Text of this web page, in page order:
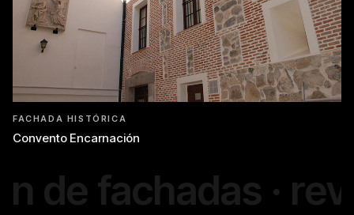
FACHADA HISTÓRICA
Convento Encarnación
fachadas ·